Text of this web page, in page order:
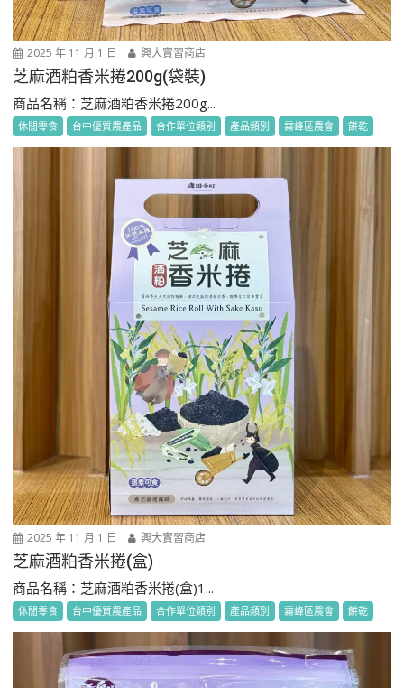
2025 年 11 月 1 日 興大實習商店
芝麻酒粕香米捲200g(袋裝)
商品名稱：芝麻酒粕香米捲200g...
休閒零食 台中優質農產品 合作單位類別 產品類別 霧峰區農會 餅乾
2025 年 11 月 1 日 興大實習商店
芝麻酒粕香米捲(盒)
商品名稱：芝麻酒粕香米捲(盒)1...
休閒零食 台中優質農產品 合作單位類別 產品類別 霧峰區農會 餅乾